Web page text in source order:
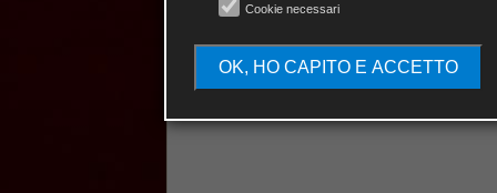
Cookie necessari
OK, HO CAPITO E ACCETTO